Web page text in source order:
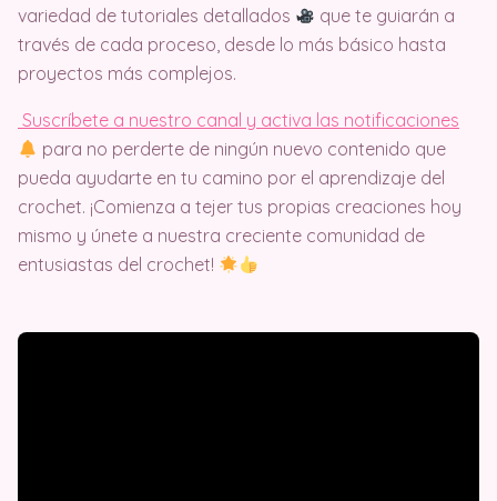
variedad de tutoriales detallados
que te guiarán a
través de cada proceso, desde lo más básico hasta
proyectos más complejos.
Suscríbete a nuestro canal y activa las notificaciones
para no perderte de ningún nuevo contenido que
pueda ayudarte en tu camino por el aprendizaje del
crochet. ¡Comienza a tejer tus propias creaciones hoy
mismo y únete a nuestra creciente comunidad de
entusiastas del crochet!